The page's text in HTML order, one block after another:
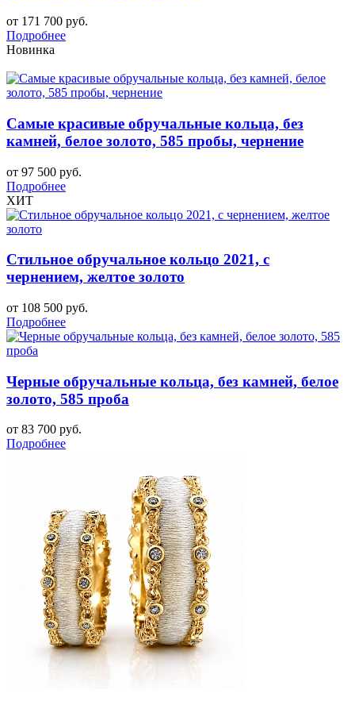
от 171 700 руб.
Подробнее
Новинка
Самые красивые обручальные кольца, без
камней, белое золото, 585 пробы, чернение
от 97 500 руб.
Подробнее
ХИТ
Стильное обручальное кольцо 2021, с
чернением, желтое золото
от 108 500 руб.
Подробнее
Черные обручальные кольца, без камней, белое
золото, 585 проба
от 83 700 руб.
Подробнее